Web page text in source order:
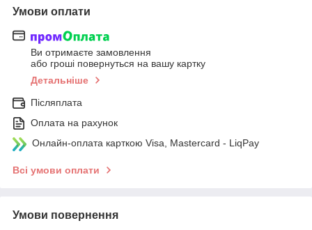
Умови оплати
Ви отримаєте замовлення
або гроші повернуться на вашу картку
Детальніше
Післяплата
Оплата на рахунок
Онлайн-оплата карткою Visa, Mastercard - LiqPay
Всі умови оплати
Умови повернення